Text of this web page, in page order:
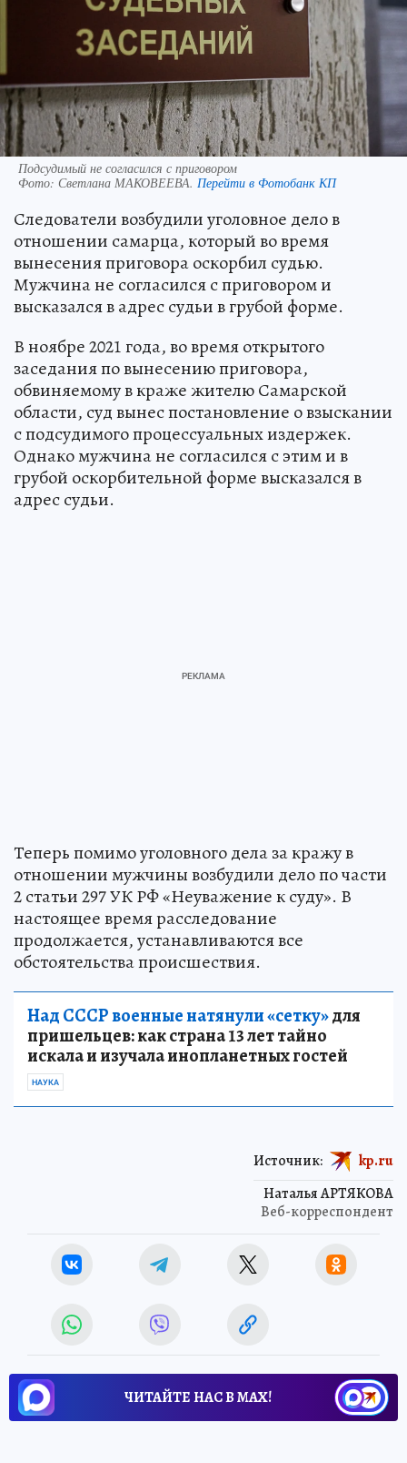
Подсудимый не согласился с приговором
Фото: Светлана МАКОВЕЕВА. Перейти в Фотобанк КП
Следователи возбудили уголовное дело в
отношении самарца, который во время
вынесения приговора оскорбил судью.
Мужчина не согласился с приговором и
высказался в адрес судьи в грубой форме.
В ноябре 2021 года, во время открытого
заседания по вынесению приговора,
обвиняемому в краже жителю Самарской
области, суд вынес постановление о взыскании
с подсудимого процессуальных издержек.
Однако мужчина не согласился с этим и в
грубой оскорбительной форме высказался в
адрес судьи.
Теперь помимо уголовного дела за кражу в
отношении мужчины возбудили дело по части
2 статьи 297 УК РФ «Неуважение к суду». В
настоящее время расследование
продолжается, устанавливаются все
обстоятельства происшествия.
Над СССР военные натянули «сетку»для
пришельцев: как страна 13 лет тайно
искала и изучала инопланетных гостей
НАУКА
Наталья АРТЯКОВА
Веб-корреспондент
Источник: kp.ru
ЧИТАЙТЕ НАС В МАХ!